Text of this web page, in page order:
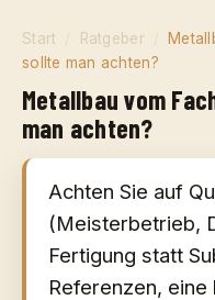
Start Ratgeber
sollte man achten?
Metallbau vom
man achten?
Achten Sie auf
(Meisterbetrieb,
Fertigung statt
Referenzen,